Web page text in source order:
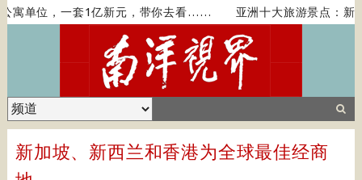
单位，一套1亿新元，带你去看…… 亚洲十大旅游景点：新加
新加坡、新西兰和香港为全球最佳经商